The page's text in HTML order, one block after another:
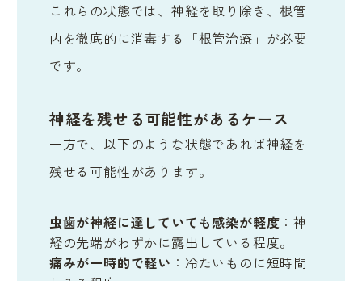
これらの状態では、神経を取り除き、根管
内を徹底的に消毒する「根管治療」が必要
です。
神経を残せる可能性があるケース
一方で、以下のような状態であれば神経を
残せる可能性があります。
虫歯が神経に達していても感染が軽度 ：神
経の先端がわずかに露出している程度。
痛みが一時的で軽い ：冷たいものに短時間